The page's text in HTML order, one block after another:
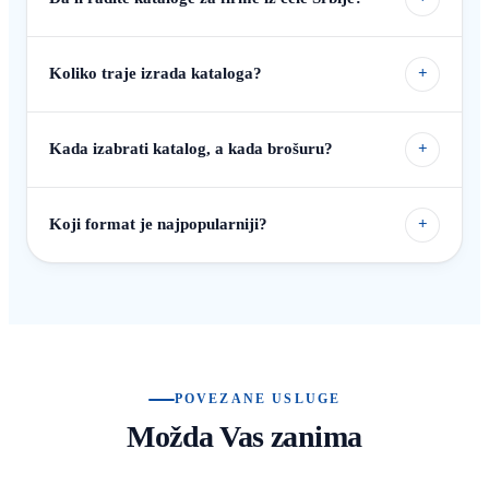
Koliko traje izrada kataloga? +
Kada izabrati katalog, a kada brošuru? +
Koji format je najpopularniji? +
POVEZANE USLUGE
Možda Vas zanima